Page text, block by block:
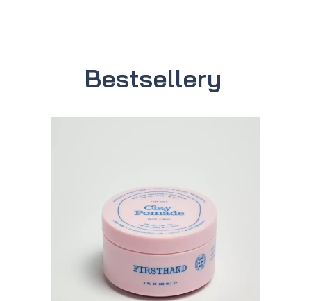
Bestsellery